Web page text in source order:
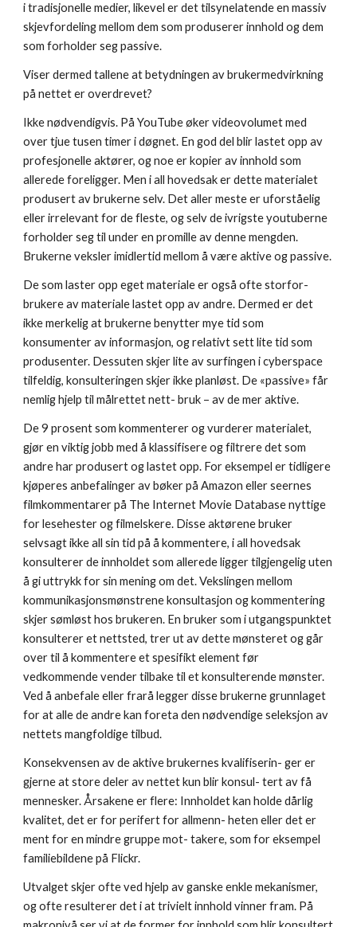
i tradisjonelle medier, likevel er det tilsynelatende en massiv
skjevfordeling mellom dem som produserer innhold og dem
som forholder seg passive.
Viser dermed tallene at betydningen av brukermedvirkning
på nettet er overdrevet?
Ikke nødvendigvis. På YouTube øker videovolumet med
over tjue tusen timer i døgnet. En god del blir lastet opp av
profesjonelle aktører, og noe er kopier av innhold som
allerede foreligger. Men i all hovedsak er dette materialet
produsert av brukerne selv. Det aller meste er uforståelig
eller irrelevant for de fleste, og selv de ivrigste youtuberne
forholder seg til under en promille av denne mengden.
Brukerne veksler imidlertid mellom å være aktive og passive.
De som laster opp eget materiale er også ofte storfor-
brukere av materiale lastet opp av andre. Dermed er det
ikke merkelig at brukerne benytter mye tid som
konsumenter av informasjon, og relativt sett lite tid som
produsenter. Dessuten skjer lite av surfingen i cyberspace
tilfeldig, konsulteringen skjer ikke planløst. De «passive» får
nemlig hjelp til målrettet nett- bruk – av de mer aktive.
De 9 prosent som kommenterer og vurderer materialet,
gjør en viktig jobb med å klassifisere og filtrere det som
andre har produsert og lastet opp. For eksempel er tidligere
kjøperes anbefalinger av bøker på Amazon eller seernes
filmkommentarer på The Internet Movie Database nyttige
for lesehester og filmelskere. Disse aktørene bruker
selvsagt ikke all sin tid på å kommentere, i all hovedsak
konsulterer de innholdet som allerede ligger tilgjengelig uten
å gi uttrykk for sin mening om det. Vekslingen mellom
kommunikasjonsmønstrene konsultasjon og kommentering
skjer sømløst hos brukeren. En bruker som i utgangspunktet
konsulterer et nettsted, trer ut av dette mønsteret og går
over til å kommentere et spesifikt element før
vedkommende vender tilbake til et konsulterende mønster.
Ved å anbefale eller frarå legger disse brukerne grunnlaget
for at alle de andre kan foreta den nødvendige seleksjon av
nettets mangfoldige tilbud.
Konsekvensen av de aktive brukernes kvalifiserin- ger er
gjerne at store deler av nettet kun blir konsul- tert av få
mennesker. Årsakene er flere: Innholdet kan holde dårlig
kvalitet, det er for perifert for allmenn- heten eller det er
ment for en mindre gruppe mot- takere, som for eksempel
familiebildene på Flickr.
Utvalget skjer ofte ved hjelp av ganske enkle mekanismer,
og ofte resulterer det i at trivielt innhold vinner fram. På